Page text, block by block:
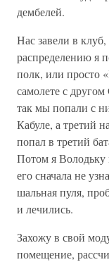
дембелей.
Нас завели в
распределению я
полк, или просто
самолете с
так мы попали с
Кабуле, а третий
попал в третий
Потом я Володьку
его сначала не
шальная пуля,
и лечились.
Захожу в свой
помещение,